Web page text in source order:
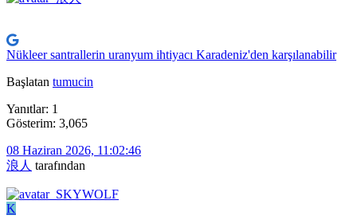
Nükleer santrallerin uranyum ihtiyacı Karadeniz'den karşılanabilir
Başlatan tumucin
Yanıtlar: 1
Gösterim: 3,065
08 Haziran 2026, 11:02:46
浪人 tarafından
K